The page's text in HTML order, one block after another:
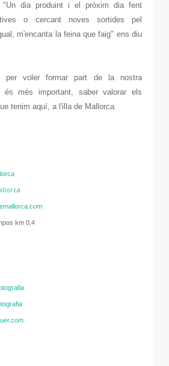
"Un dia produint i el pròxim dia fent
o cercant noves sortides pel
m'encanta la feina que faig" ens diu
per voler formar part de la nostra
més important, saber valorar els
tenim aquí, a l'illa de Mallorca.
km 0,4